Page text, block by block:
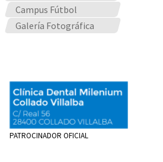
Campus Fútbol
Galería Fotográfica
PATROCINADOR OFICIAL